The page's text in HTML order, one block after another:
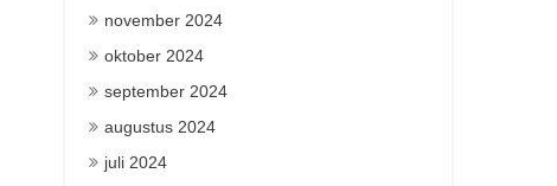
november 2024
oktober 2024
september 2024
augustus 2024
juli 2024